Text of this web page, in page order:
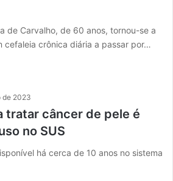
de Carvalho, de 60 anos, tornou-se a
cefaleia crônica diária a passar por…
de 2023
tratar câncer de pele é
no SUS
há cerca de 10 anos no sistema